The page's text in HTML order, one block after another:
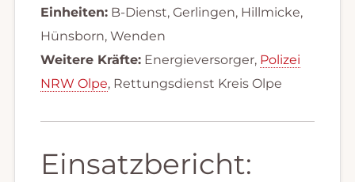
Einheiten:B-Dienst, Gerlingen, Hillmicke,
Hünsborn, Wenden
Weitere Kräfte:Energieversorger, Polizei
NRW Olpe, Rettungsdienst Kreis Olpe
Einsatzbericht: